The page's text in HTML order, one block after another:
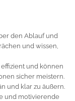
den Ablauf und
und wissen,
und können
sicher meistern.
und klar zu äußern.
und motivierende